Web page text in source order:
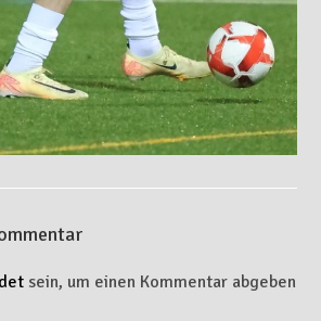
sein, um einen Kommentar abgeben